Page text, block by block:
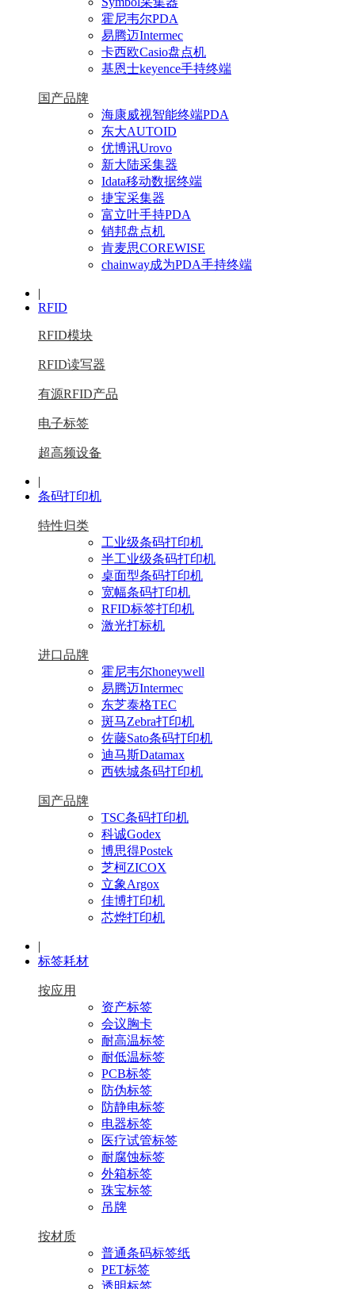
霍尼韦尔PDA
易腾迈Intermec
卡西欧Casio盘点机
基恩士keyence手持终端
国产品牌
海康威视智能终端PDA
东大AUTOID
优博讯Urovo
新大陆采集器
Idata移动数据终端
捷宝采集器
富立叶手持PDA
销邦盘点机
肯麦思COREWISE
chainway成为PDA手持终端
|
RFID
RFID模块
RFID读写器
有源RFID产品
电子标签
超高频设备
|
条码打印机
特性归类
工业级条码打印机
半工业级条码打印机
桌面型条码打印机
宽幅条码打印机
RFID标签打印机
激光打标机
进口品牌
霍尼韦尔honeywell
易腾迈Intermec
东芝泰格TEC
斑马Zebra打印机
佐藤Sato条码打印机
迪马斯Datamax
西铁城条码打印机
国产品牌
TSC条码打印机
科诚Godex
博思得Postek
芝柯ZICOX
立象Argox
佳博打印机
芯烨打印机
|
标签耗材
按应用
资产标签
会议胸卡
耐高温标签
耐低温标签
PCB标签
防伪标签
防静电标签
电器标签
医疗试管标签
耐腐蚀标签
外箱标签
珠宝标签
吊牌
按材质
普通条码标签纸
PET标签
透明标签